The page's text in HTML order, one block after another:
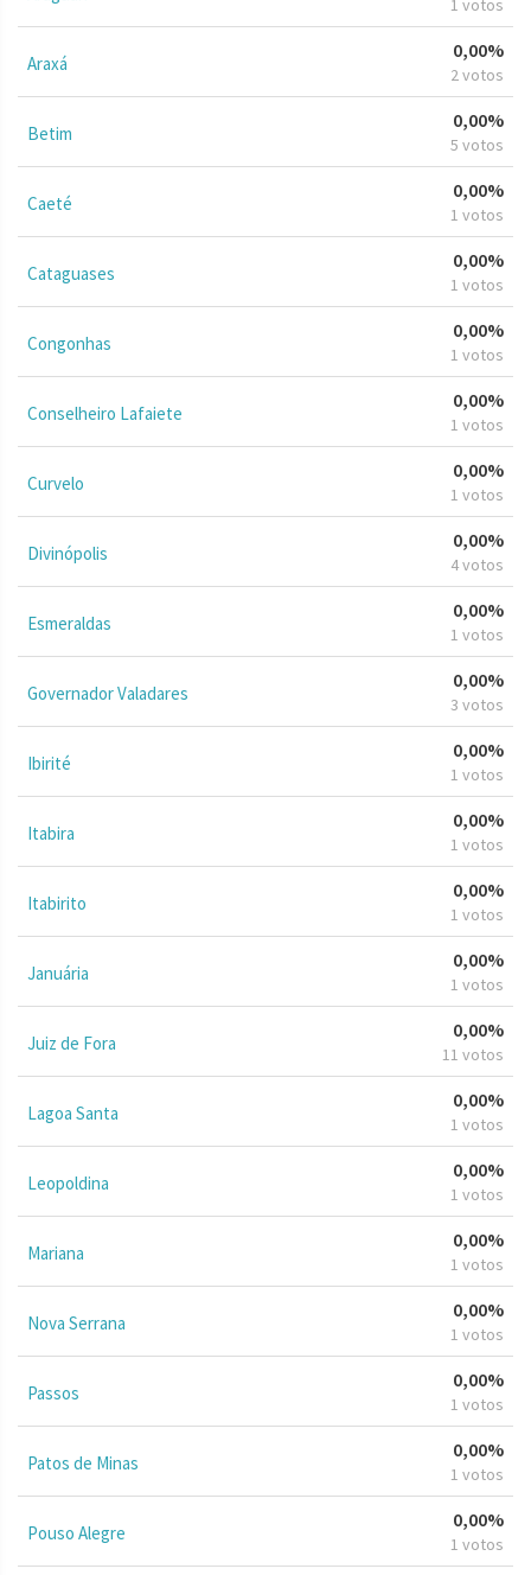
Araxá
0,00%
2 votos
Betim
0,00%
5 votos
Caeté
0,00%
1 votos
Cataguases
0,00%
1 votos
Congonhas
0,00%
1 votos
Conselheiro Lafaiete
0,00%
1 votos
Curvelo
0,00%
1 votos
Divinópolis
0,00%
4 votos
Esmeraldas
0,00%
1 votos
Governador Valadares
0,00%
3 votos
Ibirité
0,00%
1 votos
Itabira
0,00%
1 votos
Itabirito
0,00%
1 votos
Januária
0,00%
1 votos
Juiz de Fora
0,00%
11 votos
Lagoa Santa
0,00%
1 votos
Leopoldina
0,00%
1 votos
Mariana
0,00%
1 votos
Nova Serrana
0,00%
1 votos
Passos
0,00%
1 votos
Patos de Minas
0,00%
1 votos
Pouso Alegre
0,00%
1 votos